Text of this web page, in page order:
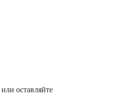
или оставляйте